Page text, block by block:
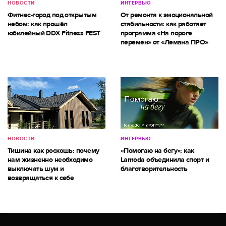
НОВОСТИ
Фитнес-город под открытым
небом: как прошёл
юбилейный DDX Fitness FEST
ИНТЕРВЬЮ
От ремонта к эмоциональной
стабильности: как работает
программа «На пороге
перемен» от «Лемана ПРО»
НОВОСТИ
Тишина как роскошь: почему
нам жизненно необходимо
выключать шум и
возвращаться к себе
ИНТЕРВЬЮ
«Помогаю на бегу»: как
Lamoda объединила спорт и
благотворительность